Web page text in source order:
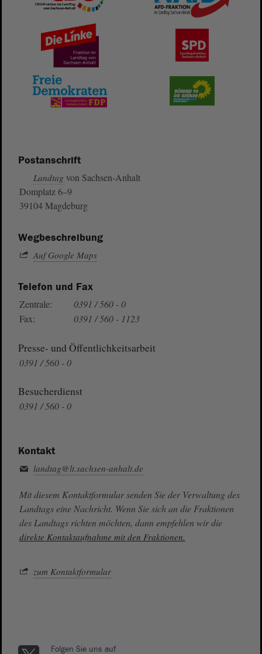
Postanschrift
Landtag von Sachsen-Anhalt
Domplatz 6–9
39104 Magdeburg
Wegbeschreibung
Auf Google Maps
Telefon und Fax
Zentrale:
0391 / 560 - 0
Fax:
0391 / 560 - 1123
Presse- und Öffentlichkeitsarbeit
0391 / 560 - 0
Besucherdienst
0391 / 560 - 0
Kontakt
landtag@lt.sachsen-anhalt.de
Mit diesem Kontaktformular senden Sie der Verwaltung des
Landtags eine Nachricht. Wenn Sie sich an die Fraktionen
des Landtags richten möchten, dann empfehlen wir die
direkte Kontaktaufnahme mit den Fraktionen.
zum Kontaktformular
Folgen Sie uns auf